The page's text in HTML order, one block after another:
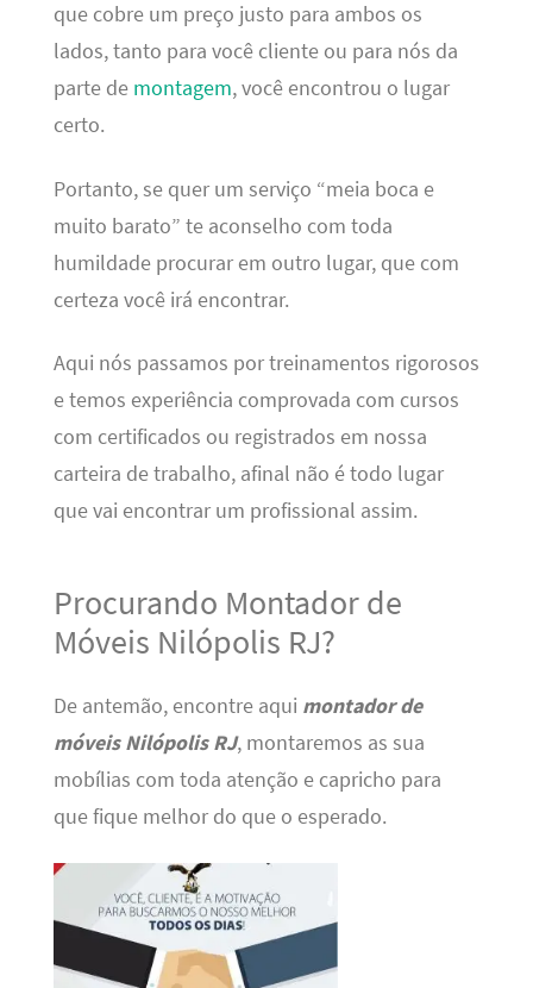
que cobre um preço justo para ambos os
lados, tanto para você cliente ou para nós da
parte de montagem, você encontrou o lugar
certo.
Portanto, se quer um serviço “meia boca e
muito barato” te aconselho com toda
humildade procurar em outro lugar, que com
certeza você irá encontrar.
Aqui nós passamos por treinamentos rigorosos
e temos experiência comprovada com cursos
com certificados ou registrados em nossa
carteira de trabalho, afinal não é todo lugar
que vai encontrar um profissional assim.
Procurando Montador de
Móveis Nilópolis RJ?
De antemão, encontre aqui montador de
móveis Nilópolis RJ, montaremos as sua
mobílias com toda atenção e capricho para
que fique melhor do que o esperado.